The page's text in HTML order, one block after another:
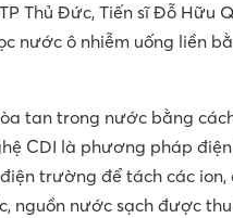
Thủ Đức, Tiến sĩ Đỗ Hữu
nước ô nhiễm uống liền
tan trong nước bằng
CDI là phương pháp
trường để tách các ion,
nguồn nước sạch được